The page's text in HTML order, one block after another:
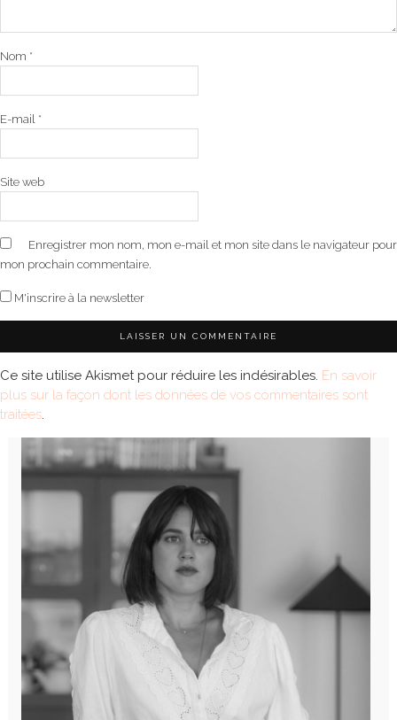
Nom *
E-mail *
Site web
Enregistrer mon nom, mon e-mail et mon site dans le navigateur pour
mon prochain commentaire.
M'inscrire à la newsletter
Ce site utilise Akismet pour réduire les indésirables. En savoir
plus sur la façon dont les données de vos commentaires sont
traitées.